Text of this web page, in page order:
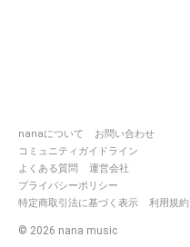
nanaについて
お問い合わせ
コミュニティガイドライン
よくある質問
運営会社
プライバシーポリシー
特定商取引法に基づく表示
利用規約
© 2026 nana music